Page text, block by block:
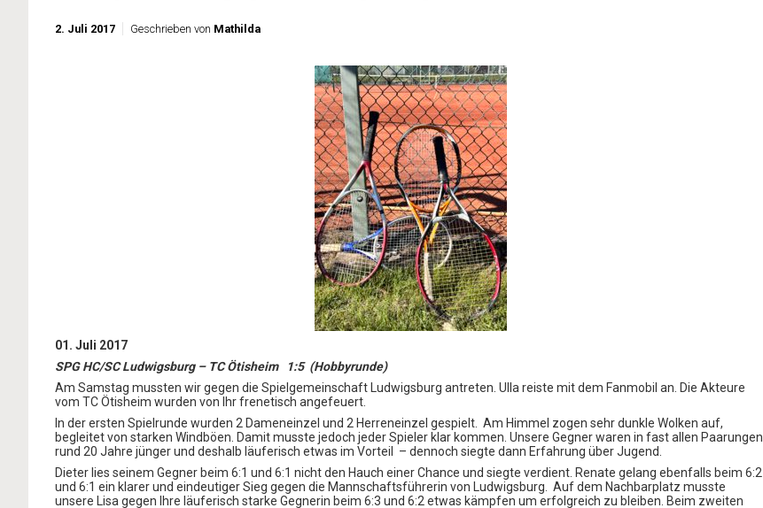
2. Juli 2017 Geschrieben von Mathilda
01. Juli 2017
SPG HC/SC Ludwigsburg – TC Ötisheim 1:5 (Hobbyrunde)
Am Samstag mussten wir gegen die Spielgemeinschaft Ludwigsburg antreten. Ulla reiste mit dem Fanmobil an. Die Akteure
vom TC Ötisheim wurden von Ihr frenetisch angefeuert.
In der ersten Spielrunde wurden 2 Dameneinzel und 2 Herreneinzel gespielt. Am Himmel zogen sehr dunkle Wolken auf,
begleitet von starken Windböen. Damit musste jedoch jeder Spieler klar kommen. Unsere Gegner waren in fast allen Paarungen
rund 20 Jahre jünger und deshalb läuferisch etwas im Vorteil
– dennoch siegte dann Erfahrung über Jugend.
Dieter lies seinem Gegner beim 6:1 und 6:1 nicht den Hauch einer Chance und siegte verdient. Renate gelang ebenfalls beim 6:2
und 6:1 ein klarer und eindeutiger Sieg gegen die Mannschaftsführerin von Ludwigsburg.
Auf dem Nachbarplatz musste
unsere Lisa gegen Ihre läuferisch starke Gegnerin beim 6:3 und 6:2 etwas kämpfen um erfolgreich zu bleiben. Beim zweiten